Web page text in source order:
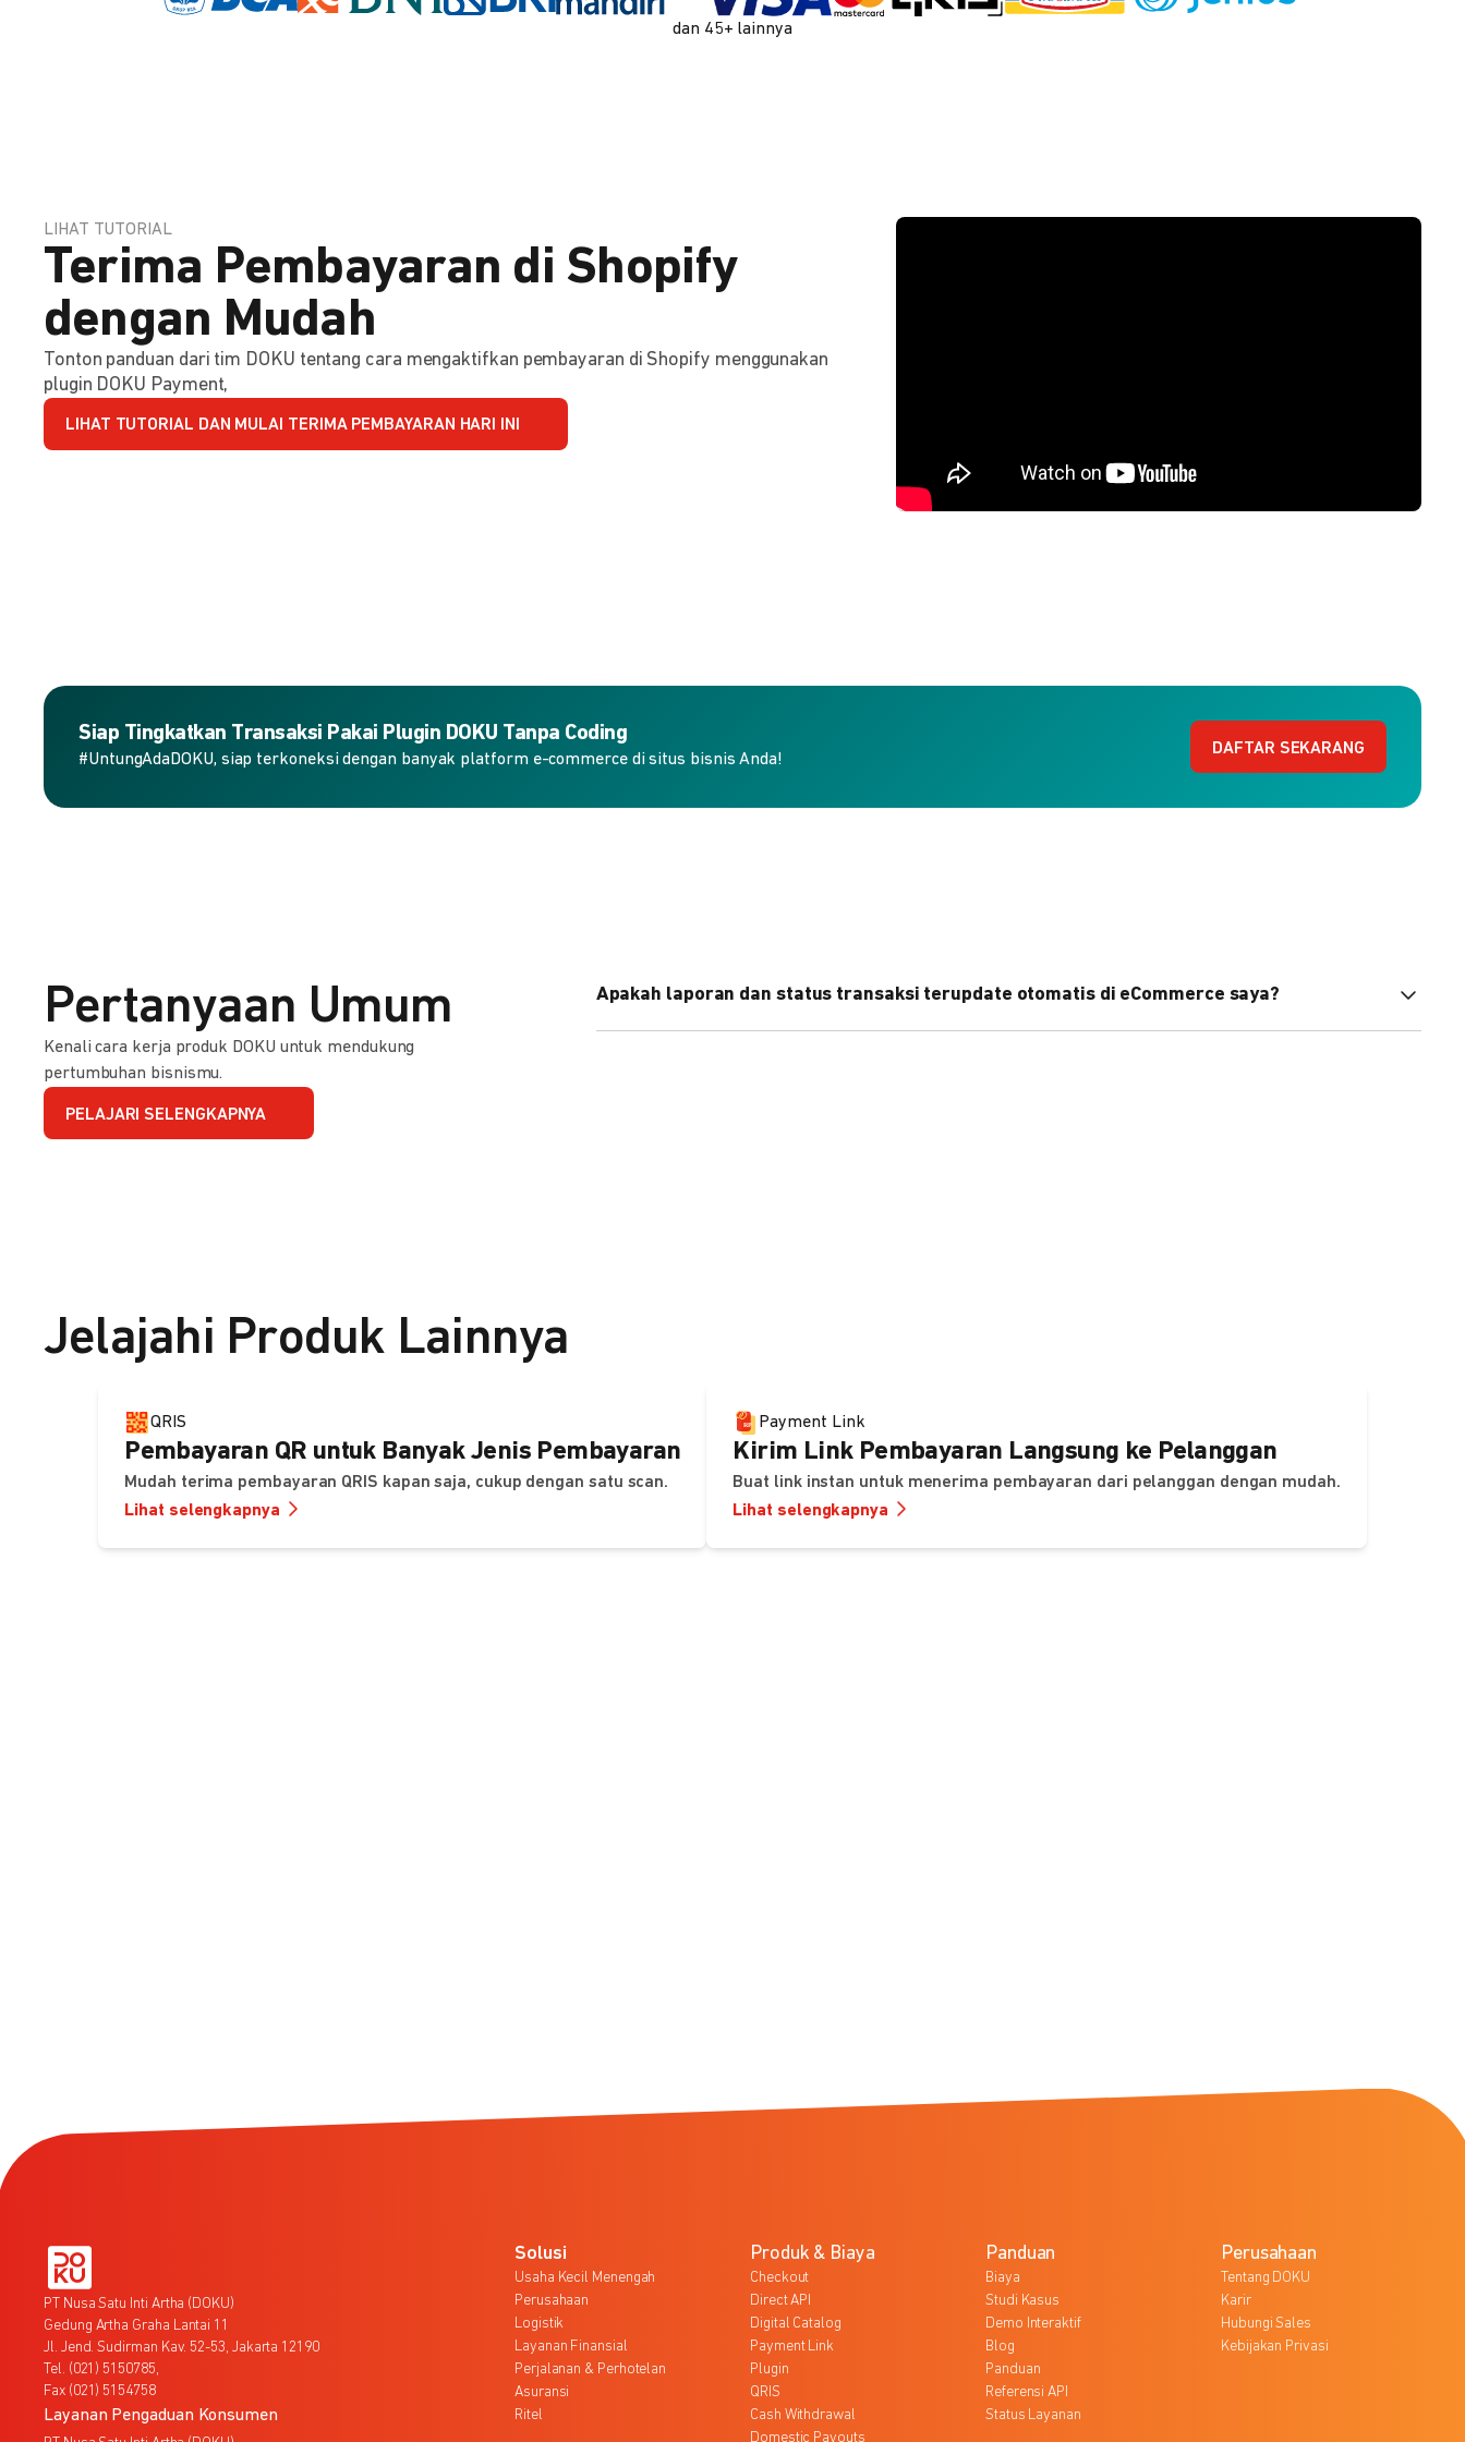
dan 45+ lainnya
LIHAT TUTORIAL
Terima Pembayaran di Shopify
dengan Mudah
Tonton panduan dari tim DOKU tentang cara mengaktifkan pembayaran di Shopify menggunakan
plugin DOKU Payment,
LIHAT TUTORIAL DAN MULAI TERIMA PEMBAYARAN HARI INI
Siap Tingkatkan Transaksi Pakai Plugin DOKU Tanpa Coding
#UntungAdaDOKU, siap terkoneksi dengan banyak platform e-commerce di situs bisnis Anda!
DAFTAR SEKARANG
Pertanyaan Umum
Kenali cara kerja produk DOKU untuk mendukung
pertumbuhan bisnismu.
PELAJARI SELENGKAPNYA
Apakah laporan dan status transaksi terupdate otomatis di eCommerce saya?
Jelajahi Produk Lainnya
QRIS
Pembayaran QR untuk Banyak Jenis Pembayaran
Mudah terima pembayaran QRIS kapan saja, cukup dengan satu scan.
Lihat selengkapnya
Payment Link
Kirim Link Pembayaran Langsung ke Pelanggan
Buat link instan untuk menerima pembayaran dari pelanggan dengan mudah.
Lihat selengkapnya
PT Nusa Satu Inti Artha (DOKU)
Gedung Artha Graha Lantai 11
Jl. Jend. Sudirman Kav. 52-53, Jakarta 12190
Tel. (021) 5150785,
Fax (021) 5154758
Layanan Pengaduan Konsumen
Solusi
Usaha Kecil Menengah
Perusahaan
Logistik
Layanan Finansial
Perjalanan & Perhotelan
Asuransi
Ritel
Produk & Biaya
Checkout
Direct API
Digital Catalog
Payment Link
Plugin
QRIS
Cash Withdrawal
Domestic Payouts
Panduan
Biaya
Studi Kasus
Demo Interaktif
Blog
Panduan
Referensi API
Status Layanan
Perusahaan
Tentang DOKU
Karir
Hubungi Sales
Kebijakan Privasi